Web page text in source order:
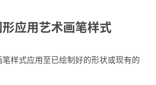
应用艺术画笔样式
样式应用至已绘制好的形状或现有的